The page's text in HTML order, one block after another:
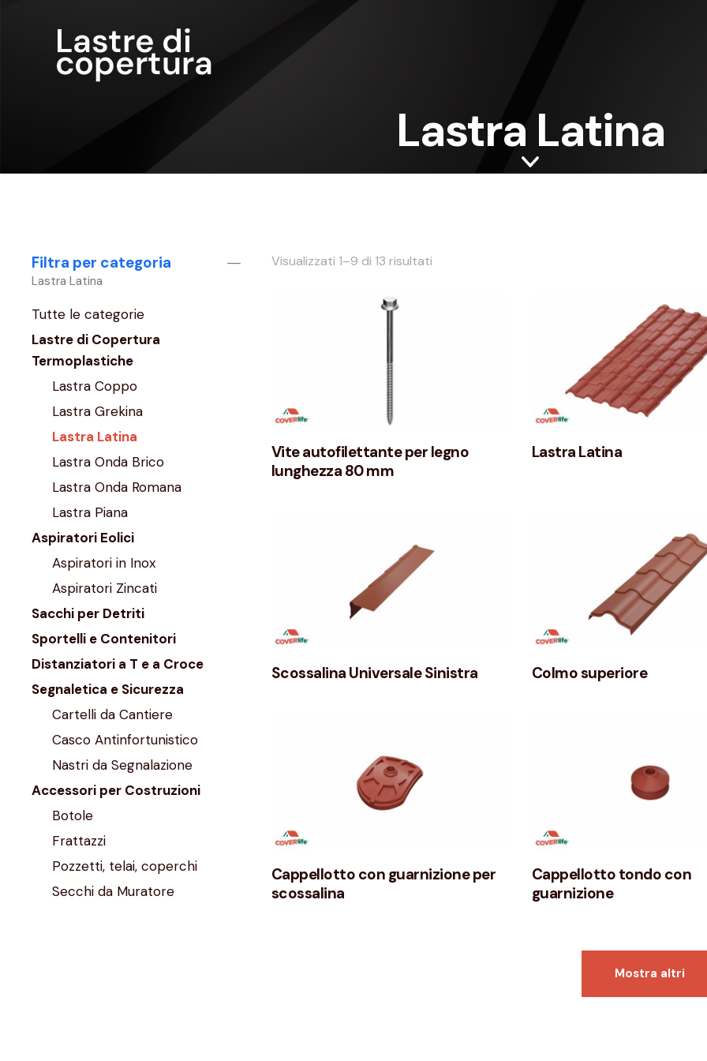
Lastra Latina
Visualizzati 1–9 di 13 risultati
Vite autofilettante per legno
lunghezza 80 mm
Lastra Latina
Scossalina Universale Sinistra Colmo superiore
Cappellotto con guarnizione per
scossalina
Cappellotto tondo con
guarnizione
Mostra altri
Filtra per categoria
Lastra Latina
Tutte le categorie
Lastre di Copertura
Termoplastiche
Lastra Coppo
Lastra Grekina
Lastra Latina
Lastra Onda Brico
Lastra Onda Romana
Lastra Piana
Aspiratori Eolici
Aspiratori in Inox
Aspiratori Zincati
Sacchi per Detriti
Sportelli e Contenitori
Distanziatori a T e a Croce
Segnaletica e Sicurezza
Cartelli da Cantiere
Casco Antinfortunistico
Nastri da Segnalazione
Accessori per Costruzioni
Botole
Frattazzi
Pozzetti, telai, coperchi
Secchi da Muratore